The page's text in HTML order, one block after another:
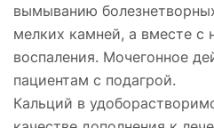
вымыванию
мелких камней, а вместе с
воспаления. Мочегонное
пациентам с подагрой.
Кальций в